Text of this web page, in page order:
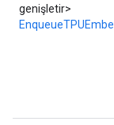
genişletir>